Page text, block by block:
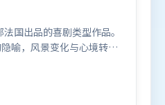
国出品的喜剧类型作品。
喻，风景变化与心境转折
光，配角亦承担叙事推进
、易烊千玺、马东锡，黄
年1月12日（法国）在